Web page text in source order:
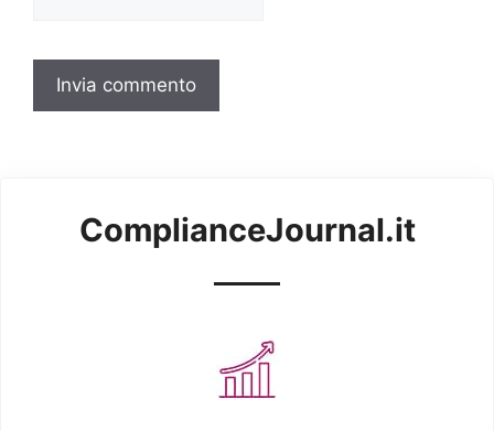
ComplianceJournal.it